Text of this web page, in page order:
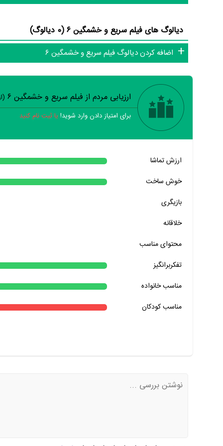
و تئاتر را کامل و کامل‌تر کنیم.
دیالوگ های فیلم سریع و خشمگین ۶ (0 دیالوگ)
اضافه کردن دیالوگ فیلم سریع و خشمگین ۶
خیر بله
خیر
خیر
خیر تقریبا
خیر بله
خیر بله
ارزیابی مردم از فیلم سریع و خشمگین ۶
برای امتیاز دادن وارد شوید! یا ثبت نام کنید
ارزش تماشا
خوش ساخت
بازیگری
خلاقانه
محتوای مناسب
تفکربرانگیز
مناسب خانواده‌
مناسب کودکان